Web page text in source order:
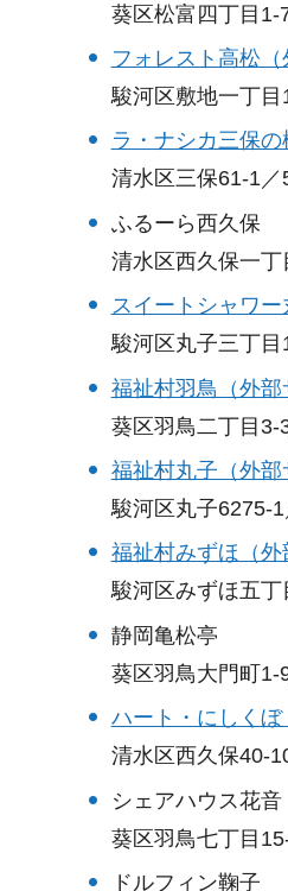
葵区松富四丁目1-
フォレスト高松（
駿河区敷地一丁
ラ・ナシカ三保の
清水区三保61-1
ふるーら西久保
清水区西久保一
スイートシャワー
駿河区丸子三丁
福祉村羽鳥（外部
葵区羽鳥二丁目3-
福祉村丸子（外部
駿河区丸子6275-
福祉村みずほ（外
駿河区みずほ五
静岡亀松亭
葵区羽鳥大門町1-
ハート・にしくぼ
清水区西久保40-
シェアハウス花音
葵区羽鳥七丁目
ドルフィン鞠子